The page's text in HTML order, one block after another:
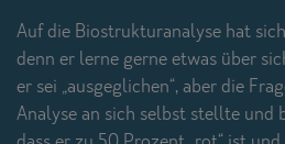
Auf die Biostrukturanalyse hat
denn er lerne gerne etwas über
er sei „ausgeglichen“, aber die
Analyse an sich selbst stellte und